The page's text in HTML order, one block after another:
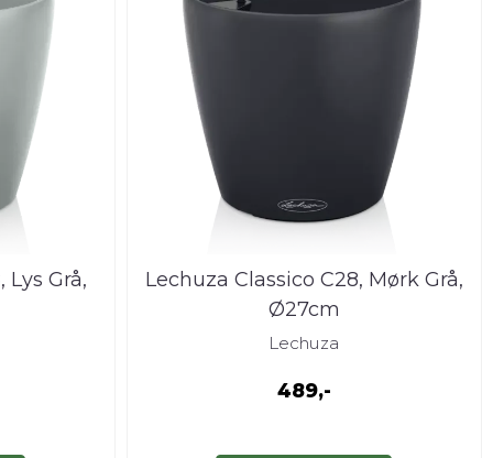
Lys Grå,
Lechuza Classico C28, Mørk Grå,
Ø27cm
Lechuza
489,-